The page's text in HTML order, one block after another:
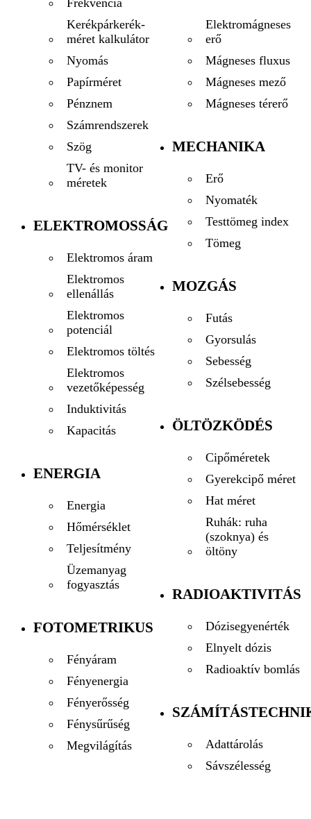
Kerékpárkerék-
méret kalkulátor
Nyomás
Papírméret
Pénznem
Számrendszerek
Szög
TV- és monitor
méretek
ELEKTROMOSSÁG
Elektromos áram
Elektromos
ellenállás
Elektromos
potenciál
Elektromos töltés
Elektromos
vezetőképesség
Induktivitás
Kapacitás
ENERGIA
Energia
Hőmérséklet
Teljesítmény
Üzemanyag
fogyasztás
FOTOMETRIKUS
Fényáram
Fényenergia
Fényerősség
Fénysűrűség
Megvilágítás
Elektromágneses
erő
Mágneses fluxus
Mágneses mező
Mágneses térerő
MECHANIKA
Erő
Nyomaték
Testtömeg index
Tömeg
MOZGÁS
Futás
Gyorsulás
Sebesség
Szélsebesség
ÖLTÖZKÖDÉS
Cipőméretek
Gyerekcipő méret
Hat méret
Ruhák: ruha
(szoknya) és
öltöny
RADIOAKTIVITÁS
Dózisegyenérték
Elnyelt dózis
Radioaktív bomlás
Adattárolás
Sávszélesség